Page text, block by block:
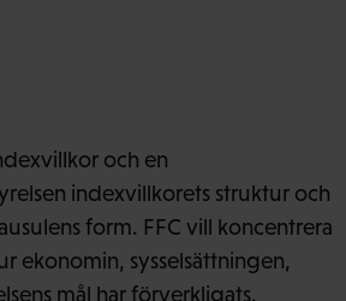
och en
indexvillkorets struktur och
form. FFC vill koncentrera
ekonomin, sysselsättningen,
mål har förverkligats.